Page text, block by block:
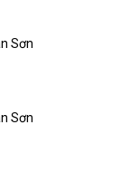
Sơn
Sơn